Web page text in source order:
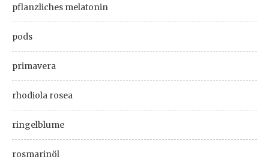
pflanzliches melatonin
pods
primavera
rhodiola rosea
ringelblume
rosmarinöl